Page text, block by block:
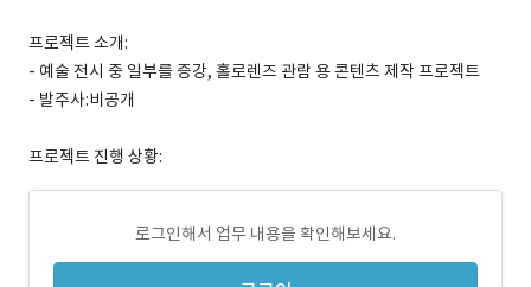
프로젝트 소개:
- 예술 전시 중 일부를 증강, 홀로렌즈 관람 용 콘텐츠 제작 프로젝트
- 발주사:비공개
프로젝트 진행 상황:
로그인해서 업무 내용을 확인해보세요.